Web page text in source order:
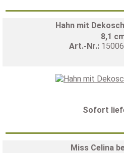
Hahn mit
8,1
Art.-Nr.:
Sofort
Miss Celina